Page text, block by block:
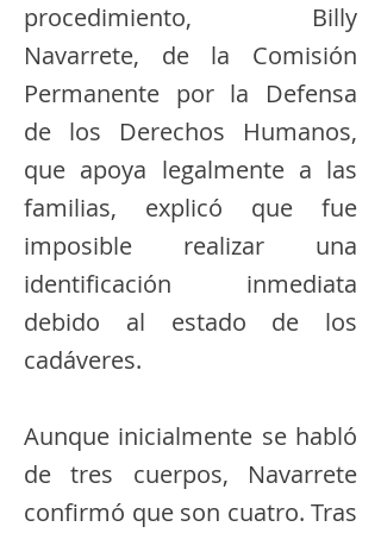
procedimiento, Billy
Navarrete, de la Comisión
Permanente por la Defensa
de los Derechos Humanos,
que apoya legalmente a las
familias, explicó que fue
imposible realizar una
identificación inmediata
debido al estado de los
cadáveres.
Aunque inicialmente se habló
de tres cuerpos, Navarrete
confirmó que son cuatro. Tras